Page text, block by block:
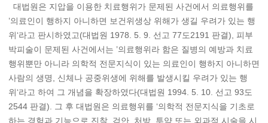
대법원은 지압을 이용한 치료행위가 문제된 사건에서 의료행위를
’의료인이 행하지 아니하면 보건위생상 위해가 생길 우려가 있는 행
위‘라고 판시하였고(대법원 1978. 5. 9. 선고 77도2191 판결), 피부
박피술이 문제된 사건에서는 ’의료행위라 함은 질병의 예방과 치료
행위뿐만 아니라 의학적 전문지식이 있는 의료인이 행하지 아니하면
사람의 생명, 신체나 공중위생에 위해를 발생시킬 우려가 있는 행
위‘라고 하여 그 개념을 확장하였다(대법원 1994. 5. 10. 선고 93도
2544 판결). 그 후 대법원은 의료행위를 ‘의학적 전문지식을 기초로
하는 경험과 기능으로 진찰, 검안, 처방, 투약 또는 외과적 시술을 시